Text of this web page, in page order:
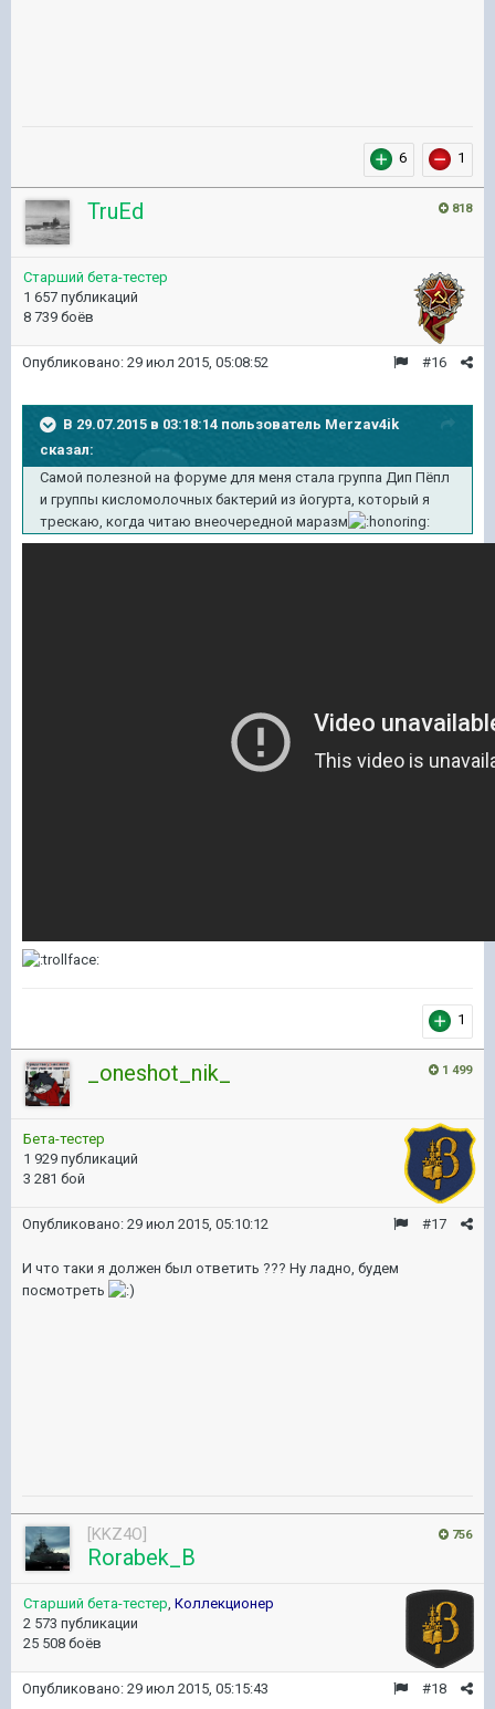
6 1
818
TruEd
Старший бета-тестер
1 657 публикаций
8 739 боёв
#16
Опубликовано: 29 июл 2015, 05:08:52
В 29.07.2015 в 03:18:14 пользователь Merzav4ik
сказал:
Самой полезной на форуме для меня стала группа Дип Пёпл
и группы кисломолочных бактерий из йогурта, который я
трескаю, когда читаю внеочередной маразм
1
1 499
_oneshot_nik_
Бета-тестер
1 929 публикаций
3 281 бой
#17
Опубликовано: 29 июл 2015, 05:10:12
И что таки я должен был ответить ??? Ну ладно, будем
посмотреть
756
[KKZ4O]
Rorabek_B
Старший бета-тестер Коллекционер
2 573 публикации
25 508 боёв
#18
Опубликовано: 29 июл 2015, 05:15:43